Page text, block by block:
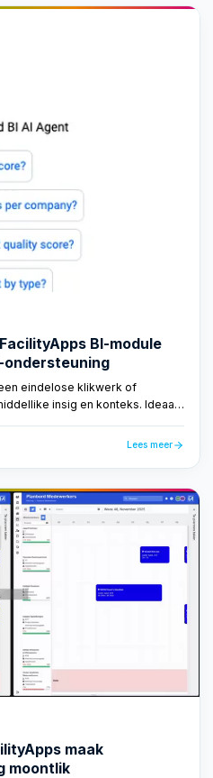
BI-module
ondersteuning
eindelose klikwerk of
insig en konteks. Ideaal
Lees meer
maak
moontlik